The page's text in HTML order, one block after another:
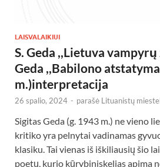
LAISVALAIKIUI
S. Geda ,,Lietuva vampyrų
Geda ,,Babilono
m.)interpretacija
26 spalio, 2024 - parašė Lituanistų
Sigitas Geda (g. 1943 m.) ne vieno
kritiko yra pelnytai vadinamas
klasiku. Tai vienas iš iškiliausių šio
poetų, kurio kūrybiniskelias apima